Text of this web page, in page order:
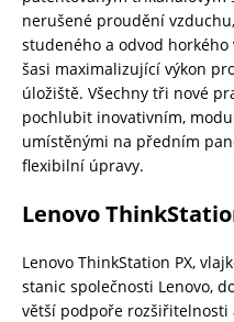
nerušené proudění
studeného a odvod
šasi maximalizující výkon
úložiště. Všechny tři nové
pochlubit inovativním,
umístěnými na předním
flexibilní úpravy.
Lenovo
Lenovo ThinkStation PX,
stanic společnosti Lenovo,
větší podpoře rozšiřitelnosti